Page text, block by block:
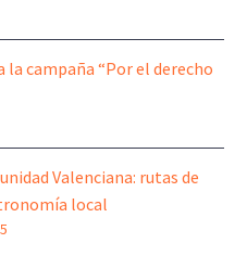
la campaña “Por el derecho
Valenciana: rutas de
local